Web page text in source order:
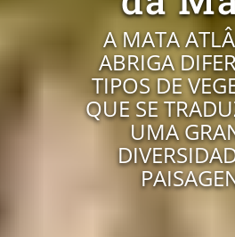
A MATA
ABRIGA
TIPOS DE
QUE SE
UMA